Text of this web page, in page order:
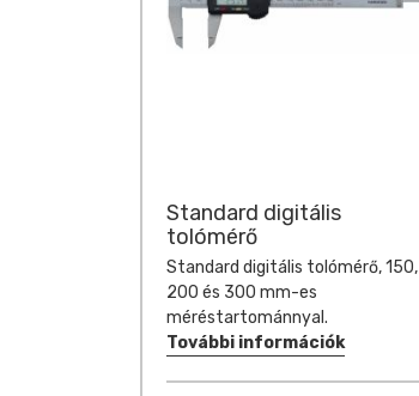
Standard digitális
tolómérő
Standard digitális tolómérő, 150,
200 és 300 mm-es
méréstartománnyal.
További információk